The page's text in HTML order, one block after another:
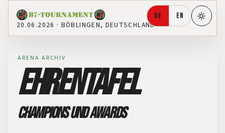
20.06.2026 · BÖBLINGEN, DEUTSCHLAND
DE EN HELL
ARENA ARCHIV
EHRENTAFEL
CHAMPIONS UND AWARDS